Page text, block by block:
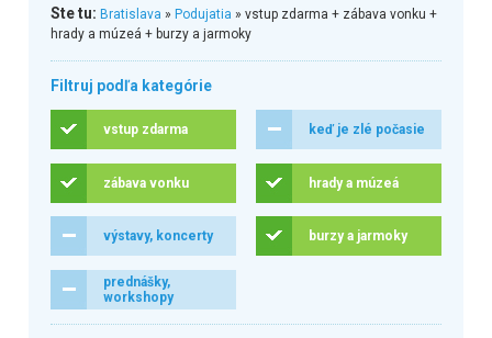
Ste tu: Bratislava » Podujatia » vstup zdarma + zábava vonku +
hrady a múzeá + burzy a jarmoky
Filtruj podľa kategórie
vstup zdarma keď je zlé počasie
zábava vonku hrady a múzeá
výstavy, koncerty burzy a jarmoky
prednášky,
workshopy